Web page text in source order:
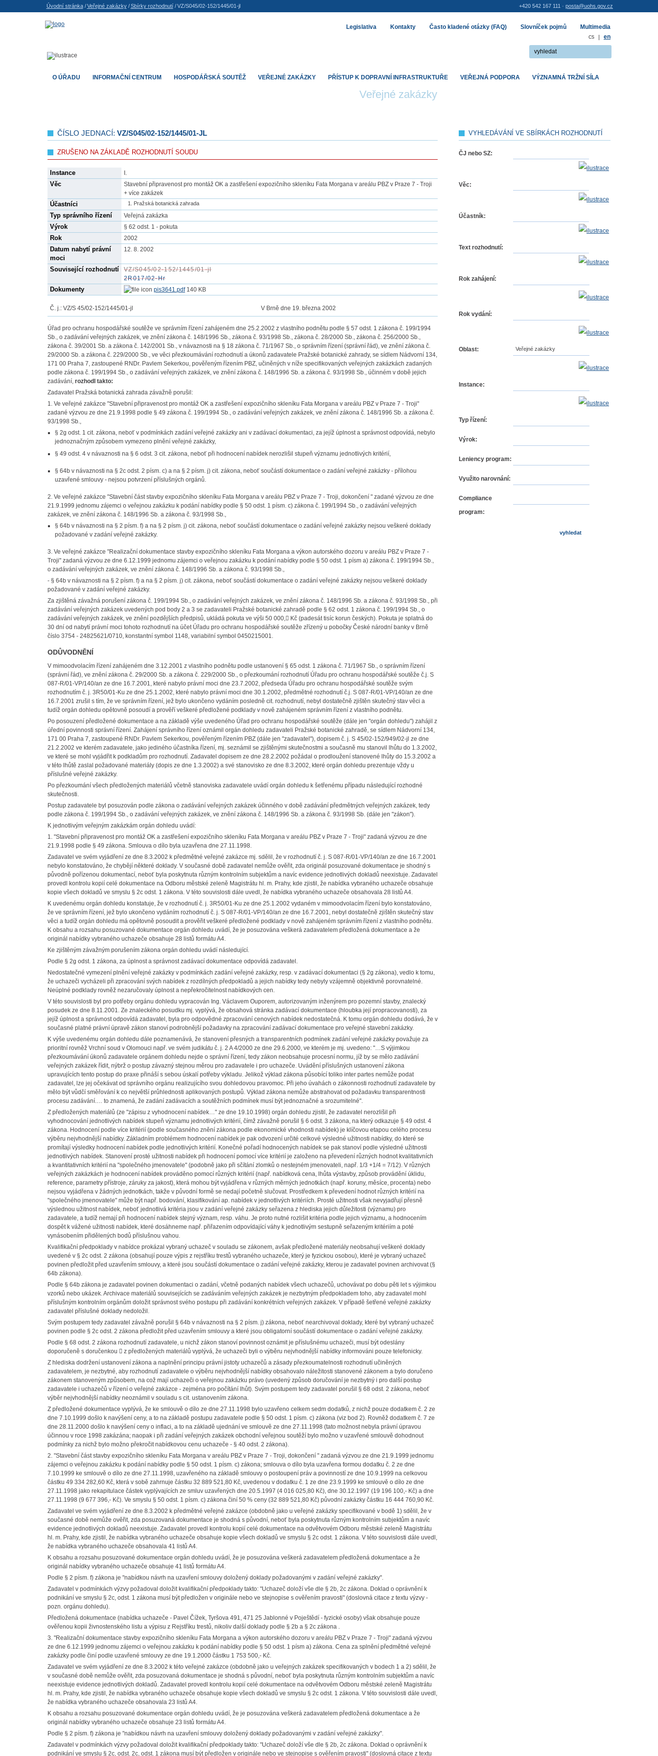
Veřejné zakázky
ČÍSLO JEDNACÍ: VZ/S045/02-152/1445/01-JL
ZRUŠENO NA ZÁKLADĚ ROZHODNUTÍ SOUDU
Instance I.
Věc
Stavební připravenost pro montáž OK a zastřešení expozičního skleníku Fata Morgana v areálu PBZ v Praze 7 - Troji
+ více zakázek
Účastníci Pražská botanická zahrada
Typ správního řízení Veřejná zakázka
Výrok § 62 odst. 1 - pokuta
Rok 2002
Datum nabytí právní
moci
12. 8. 2002
Související rozhodnutí
VZ/S045/02-152/1445/01-jl
2R017/02-Hr
Dokumenty pis3641.pdf140 KB
Č. j.: VZ/S 45/02-152/1445/01-jl V Brně dne 19. března 2002
Úřad pro ochranu hospodářské soutěže ve správním řízení zahájeném dne 25.2.2002 z vlastního podnětu podle § 57 odst. 1 zákona č. 199/1994
Sb., o zadávání veřejných zakázek, ve znění zákona č. 148/1996 Sb., zákona č. 93/1998 Sb., zákona č. 28/2000 Sb., zákona č. 256/2000 Sb.,
zákona č. 39/2001 Sb. a zákona č. 142/2001 Sb., v návaznosti na § 18 zákona č. 71/1967 Sb., o správním řízení (správní řád), ve znění zákona č.
29/2000 Sb. a zákona č. 229/2000 Sb., ve věci přezkoumávání rozhodnutí a úkonů zadavatele Pražské botanické zahrady, se sídlem Nádvorní 134,
171 00 Praha 7, zastoupené RNDr. Pavlem Sekerkou, pověřeným řízením PBZ, učiněných v níže specifikovaných veřejných zakázkách zadaných
podle zákona č. 199/1994 Sb., o zadávání veřejných zakázek, ve znění zákona č. 148/1996 Sb. a zákona č. 93/1998 Sb., účinném v době jejich
zadávání, rozhodl takto:
Zadavatel Pražská botanická zahrada závažně porušil:
1. Ve veřejné zakázce "Stavební připravenost pro montáž OK a zastřešení expozičního skleníku Fata Morgana v areálu PBZ v Praze 7 - Troji"
zadané výzvou ze dne 21.9.1998 podle § 49 zákona č. 199/1994 Sb., o zadávání veřejných zakázek, ve znění zákona č. 148/1996 Sb. a zákona č.
93/1998 Sb.,
§ 2g odst. 1 cit. zákona, neboť v podmínkách zadání veřejné zakázky ani v zadávací dokumentaci, za jejíž úplnost a správnost odpovídá, nebylo
jednoznačným způsobem vymezeno plnění veřejné zakázky,
§ 49 odst. 4 v návaznosti na § 6 odst. 3 cit. zákona, neboť při hodnocení nabídek nerozlišil stupeň významu jednotlivých kritérií,
§ 64b v návaznosti na § 2c odst. 2 písm. c) a na § 2 písm. j) cit. zákona, neboť součástí dokumentace o zadání veřejné zakázky - přílohou
uzavřené smlouvy - nejsou potvrzení příslušných orgánů.
2. Ve veřejné zakázce "Stavební část stavby expozičního skleníku Fata Morgana v areálu PBZ v Praze 7 - Troji, dokončení " zadané výzvou ze dne
21.9.1999 jednomu zájemci o veřejnou zakázku k podání nabídky podle § 50 odst. 1 písm. c) zákona č. 199/1994 Sb., o zadávání veřejných
zakázek, ve znění zákona č. 148/1996 Sb. a zákona č. 93/1998 Sb.,
§ 64b v návaznosti na § 2 písm. f) a na § 2 písm. j) cit. zákona, neboť součástí dokumentace o zadání veřejné zakázky nejsou veškeré doklady
požadované v zadání veřejné zakázky.
3. Ve veřejné zakázce "Realizační dokumentace stavby expozičního skleníku Fata Morgana a výkon autorského dozoru v areálu PBZ v Praze 7 -
Troji" zadaná výzvou ze dne 6.12.1999 jednomu zájemci o veřejnou zakázku k podání nabídky podle § 50 odst. 1 písm a) zákona č. 199/1994 Sb.,
o zadávání veřejných zakázek, ve znění zákona č. 148/1996 Sb. a zákona č. 93/1998 Sb.,
- § 64b v návaznosti na § 2 písm. f) a na § 2 písm. j) cit. zákona, neboť součástí dokumentace o zadání veřejné zakázky nejsou veškeré doklady
požadované v zadání veřejné zakázky.
Za zjištěná závažná porušení zákona č. 199/1994 Sb., o zadávání veřejných zakázek, ve znění zákona č. 148/1996 Sb. a zákona č. 93/1998 Sb., při
zadávání veřejných zakázek uvedených pod body 2 a 3 se zadavateli Pražské botanické zahradě podle § 62 odst. 1 zákona č. 199/1994 Sb., o
zadávání veřejných zakázek, ve znění pozdějších předpisů, ukládá pokuta ve výši 50 000, Kč (padesát tisíc korun českých). Pokuta je splatná do
30 dní od nabytí právní moci tohoto rozhodnutí na účet Úřadu pro ochranu hospodářské soutěže zřízený u pobočky České národní banky v Brně
číslo 3754 - 24825621/0710, konstantní symbol 1148, variabilní symbol 0450215001.
ODŮVODNĚNÍ
V mimoodvolacím řízení zahájeném dne 3.12.2001 z vlastního podnětu podle ustanovení § 65 odst. 1 zákona č. 71/1967 Sb., o správním řízení
(správní řád), ve znění zákona č. 29/2000 Sb. a zákona č. 229/2000 Sb., o přezkoumání rozhodnutí Úřadu pro ochranu hospodářské soutěže č.j. S
087-R/01-VP/140/an ze dne 16.7.2001, které nabylo právní moci dne 23.7.2002, předseda Úřadu pro ochranu hospodářské soutěže svým
rozhodnutím č. j. 3R50/01-Ku ze dne 25.1.2002, které nabylo právní moci dne 30.1.2002, předmětné rozhodnutí č.j. S 087-R/01-VP/140/an ze dne
16.7.2001 zrušil s tím, že ve správním řízení, jež bylo ukončeno vydáním posledně cit. rozhodnutí, nebyl dostatečně zjištěn skutečný stav věci a
tudíž orgán dohledu opětovně posoudí a prověří veškeré předložené podklady v nově zahájeném správním řízení z vlastního podnětu.
Po posouzení předložené dokumentace a na základě výše uvedeného Úřad pro ochranu hospodářské soutěže (dále jen "orgán dohledu") zahájil z
úřední povinnosti správní řízení. Zahájení správního řízení oznámil orgán dohledu zadavateli Pražské botanické zahradě, se sídlem Nádvorní 134,
171 00 Praha 7, zastoupené RNDr. Pavlem Sekerkou, pověřeným řízením PBZ (dále jen "zadavatel"), dopisem č. j. S 45/02-152/949/02-jl ze dne
21.2.2002 ve kterém zadavatele, jako jediného účastníka řízení, mj. seznámil se zjištěnými skutečnostmi a současně mu stanovil lhůtu do 1.3.2002,
ve které se mohl vyjádřit k podkladům pro rozhodnutí. Zadavatel dopisem ze dne 28.2.2002 požádal o prodloužení stanovené lhůty do 15.3.2002 a
v této lhůtě zaslal požadované materiály (dopis ze dne 1.3.2002) a své stanovisko ze dne 8.3.2002, které orgán dohledu prezentuje vždy u
příslušné veřejné zakázky.
Po přezkoumání všech předložených materiálů včetně stanoviska zadavatele uvádí orgán dohledu k šetřenému případu následující rozhodné
skutečnosti.
Postup zadavatele byl posuzován podle zákona o zadávání veřejných zakázek účinného v době zadávání předmětných veřejných zakázek, tedy
podle zákona č. 199/1994 Sb., o zadávání veřejných zakázek, ve znění zákona č. 148/1996 Sb. a zákona č. 93/1998 Sb. (dále jen "zákon").
K jednotlivým veřejným zakázkám orgán dohledu uvádí:
1. "Stavební připravenost pro montáž OK a zastřešení expozičního skleníku Fata Morgana v areálu PBZ v Praze 7 - Troji" zadaná výzvou ze dne
21.9.1998 podle § 49 zákona. Smlouva o dílo byla uzavřena dne 27.11.1998.
Zadavatel ve svém vyjádření ze dne 8.3.2002 k předmětné veřejné zakázce mj. sdělil, že v rozhodnutí č. j. S 087-R/01-VP/140/an ze dne 16.7.2001
nebylo konstatováno, že chybějí některé doklady. V současné době zadavatel nemůže ověřit, zda originál posuzované dokumentace je shodný s
původně pořízenou dokumentací, neboť byla poskytnuta různým kontrolním subjektům a navíc evidence jednotlivých dokladů neexistuje. Zadavatel
provedl kontrolu kopií celé dokumentace na Odboru městské zeleně Magistrátu hl. m. Prahy, kde zjistil, že nabídka vybraného uchazeče obsahuje
kopie všech dokladů ve smyslu § 2c odst. 1 zákona. V této souvislosti dále uvedl, že nabídka vybraného uchazeče obsahovala 28 listů A4.
K uvedenému orgán dohledu konstatuje, že v rozhodnutí č. j. 3R50/01-Ku ze dne 25.1.2002 vydaném v mimoodvolacím řízení bylo konstatováno,
že ve správním řízení, jež bylo ukončeno vydáním rozhodnutí č. j. S 087-R/01-VP/140/an ze dne 16.7.2001, nebyl dostatečně zjištěn skutečný stav
věci a tudíž orgán dohledu má opětovně posoudit a prověřit veškeré předložené podklady v nově zahájeném správním řízení z vlastního podnětu.
K obsahu a rozsahu posuzované dokumentace orgán dohledu uvádí, že je posuzována veškerá zadavatelem předložená dokumentace a že
originál nabídky vybraného uchazeče obsahuje 28 listů formátu A4.
Ke zjištěným závažným porušením zákona orgán dohledu uvádí následující.
Podle § 2g odst. 1 zákona, za úplnost a správnost zadávací dokumentace odpovídá zadavatel.
Nedostatečné vymezení plnění veřejné zakázky v podmínkách zadání veřejné zakázky, resp. v zadávací dokumentaci (§ 2g zákona), vedlo k tomu,
že uchazeči vycházeli při zpracování svých nabídek z rozdílných předpokladů a jejich nabídky tedy nebyly vzájemně objektivně porovnatelné.
Neúplné podklady rovněž nezaručovaly úplnost a nepřekročitelnost nabídkových cen.
V této souvislosti byl pro potřeby orgánu dohledu vypracován Ing. Václavem Ouporem, autorizovaným inženýrem pro pozemní stavby, znalecký
posudek ze dne 8.11.2001. Ze znaleckého posudku mj. vyplývá, že obsahová stránka zadávací dokumentace (hloubka její propracovanosti), za
jejíž úplnost a správnost odpovídá zadavatel, byla pro odpovědné zpracování cenových nabídek nedostatečná. K tomu orgán dohledu dodává, že v
současné platné právní úpravě zákon stanoví podrobnější požadavky na zpracování zadávací dokumentace pro veřejné stavební zakázky.
K výše uvedenému orgán dohledu dále poznamenává, že stanovení přesných a transparentních podmínek zadání veřejné zakázky považuje za
prioritní rovněž Vrchní soud v Olomouci např. ve svém judikátu č. j. 2 A 4/2000 ze dne 29.6.2000, ve kterém je mj. uvedeno: "…S výjimkou
přezkoumávání úkonů zadavatele orgánem dohledu nejde o správní řízení, tedy zákon neobsahuje procesní normu, jíž by se mělo zadávání
veřejných zakázek řídit, nýbrž o postup závazný stejnou měrou pro zadavatele i pro uchazeče. Uvádění příslušných ustanovení zákona
upravujících tento postup do praxe přináší s sebou úskalí potřeby výkladu. Jelikož výklad zákona působící toliko inter partes nemůže podat
zadavatel, lze jej očekávat od správního orgánu realizujícího svou dohledovou pravomoc. Při jeho úvahách o zákonnosti rozhodnutí zadavatele by
mělo být vůdčí směřování k co největší průhlednosti aplikovaných postupů. Výklad zákona nemůže abstrahovat od požadavku transparentnosti
procesu zadávání.… to znamená, že zadání zadávacích a soutěžních podmínek musí být jednoznačné a srozumitelné".
Z předložených materiálů (ze "zápisu z vyhodnocení nabídek…" ze dne 19.10.1998) orgán dohledu zjistil, že zadavatel nerozlišil při
vyhodnocování jednotlivých nabídek stupeň významu jednotlivých kritérií, čímž závažně porušil § 6 odst. 3 zákona, na který odkazuje § 49 odst. 4
zákona. Hodnocení podle více kritérií (podle současného znění zákona podle ekonomické vhodnosti nabídek) je klíčovou etapou celého procesu
výběru nejvhodnější nabídky. Základním problémem hodnocení nabídek je pak odvození určité celkové výsledné užitnosti nabídky, do které se
promítají výsledky hodnocení nabídek podle jednotlivých kritérií. Konečné pořadí hodnocených nabídek se pak stanoví podle výsledné užitnosti
jednotlivých nabídek. Stanovení prosté užitnosti nabídek při hodnocení pomocí více kritérií je založeno na převedení různých hodnot kvalitativních
a kvantitativních kritérií na "společného jmenovatele" (podobně jako při sčítání zlomků o nestejném jmenovateli, např. 1/3 +1/4 = 7/12). V různých
veřejných zakázkách je hodnocení nabídek prováděno pomocí různých kritérií (např. nabídková cena, lhůta výstavby, způsob provádění úklidu,
reference, parametry přístroje, záruky za jakost), která mohou být vyjádřena v různých měrných jednotkách (např. koruny, měsíce, procenta) nebo
nejsou vyjádřena v žádných jednotkách, takže v původní formě se nedají početně slučovat. Prostředkem k převedení hodnot různých kritérií na
"společného jmenovatele" může být např. bodování, klasifikování ap. nabídek v jednotlivých kritériích. Prosté užitnosti však nevyjadřují přesně
výslednou užitnost nabídek, neboť jednotlivá kritéria jsou v zadání veřejné zakázky seřazena z hlediska jejich důležitosti (významu) pro
zadavatele, a tudíž nemají při hodnocení nabídek stejný význam, resp. váhu. Je proto nutné rozlišit kritéria podle jejich významu, a hodnocením
dospět k vážené užitnosti nabídek, které dosáhneme např. přiřazením odpovídající váhy k jednotlivým sestupně seřazeným kritériím a poté
vynásobením přidělených bodů příslušnou vahou.
Kvalifikační předpoklady v nabídce prokázal vybraný uchazeč v souladu se zákonem, avšak předložené materiály neobsahují veškeré doklady
uvedené v § 2c odst. 2 zákona (obsahují pouze výpis z rejstříku trestů vybraného uchazeče, který je fyzickou osobou), které je vybraný uchazeč
povinen předložitpřed uzavřením smlouvy, a které jsou součástí dokumentace o zadání veřejné zakázky, kterou je zadavatel povinen archivovat (§
64b zákona).
Podle § 64b zákona je zadavatel povinen dokumentaci o zadání, včetně podaných nabídek všech uchazečů, uchovávat po dobu pěti let s výjimkou
vzorků nebo ukázek. Archivace materiálů souvisejících se zadáváním veřejných zakázek je nezbytným předpokladem toho, aby zadavatel mohl
příslušným kontrolním orgánům doložit správnost svého postupu při zadávání konkrétních veřejných zakázek. V případě šetřené veřejné zakázky
zadavatel příslušné doklady nedoložil.
Svým postupem tedy zadavatel závažně porušil § 64b v návaznosti na § 2 písm. j) zákona, neboť nearchivoval doklady, které byl vybraný uchazeč
povinen podle § 2c odst. 2 zákona předložit před uzavřením smlouvy a které jsou obligatorní součástí dokumentace o zadání veřejné zakázky.
Podle § 68 odst. 2 zákona rozhodnutí zadavatele, u nichž zákon stanoví povinnost oznámit je příslušnému uchazeči, musí být odeslány
doporučeně s doručenkou  z předložených materiálů vyplývá, že uchazeči byli o výběru nejvhodnější nabídky informováni pouze telefonicky.
Z hlediska dodržení ustanovení zákona a naplnění principu právní jistoty uchazečů a zásady přezkoumatelnosti rozhodnutí učiněných
zadavatelem, je nezbytné, aby rozhodnutí zadavatele o výběru nejvhodnější nabídky obsahovalo náležitosti stanovené zákonem a bylo doručeno
zákonem stanoveným způsobem, na což mají uchazeči o veřejnou zakázku právo (uvedený způsob doručování je nezbytný i pro další postup
zadavatele i uchazečů v řízení o veřejné zakázce - zejména pro počítání lhůt). Svým postupem tedy zadavatel porušil § 68 odst. 2 zákona, neboť
výběr nejvhodnější nabídky neoznámil v souladu s cit. ustanovením zákona.
Z předložené dokumentace vyplývá, že ke smlouvě o dílo ze dne 27.11.1998 bylo uzavřeno celkem sedm dodatků, z nichž pouze dodatkem č. 2 ze
dne 7.10.1999 došlo k navýšení ceny, a to na základě postupu zadavatele podle § 50 odst. 1 písm. c) zákona (viz bod 2). Rovněž dodatkem č. 7 ze
dne 28.11.2000 došlo k navýšení ceny o inflaci, a to na základě ujednání ve smlouvě ze dne 27.11.1998 (tato možnost nebyla právní úpravou
účinnou v roce 1998 zakázána; naopak i při zadání veřejných zakázek obchodní veřejnou soutěží bylo možno v uzavřené smlouvě dohodnout
podmínky za nichž bylo možno překročit nabídkovou cenu uchazeče - § 40 odst. 2 zákona).
2. "Stavební část stavby expozičního skleníku Fata Morgana v areálu PBZ v Praze 7 - Troji, dokončení " zadaná výzvou ze dne 21.9.1999 jednomu
zájemci o veřejnou zakázku k podání nabídky podle § 50 odst. 1 písm. c) zákona; smlouva o dílo byla uzavřena formou dodatku č. 2 ze dne
7.10.1999 ke smlouvě o dílo ze dne 27.11.1998, uzavřeného na základě smlouvy o postoupení práv a povinností ze dne 10.9.1999 na celkovou
částku 49 334 282,60 Kč, která v sobě zahrnuje částku 32 889 521,80 Kč, uvedenou v dodatku č. 1 ze dne 23.9.1999 ke smlouvě o dílo ze dne
27.11.1998 jako rekapitulace částek vyplývajících ze smluv uzavřených dne 20.5.1997 (4 016 025,80 Kč), dne 30.12.1997 (19 196 100,- Kč) a dne
27.11.1998 (9 677 396,- Kč). Ve smyslu § 50 odst. 1 písm. c) zákona činí 50 % ceny (32 889 521,80 Kč) původní zakázky částku 16 444 760,90 Kč.
Zadavatel ve svém vyjádření ze dne 8.3.2002 k předmětné veřejné zakázce (obdobně jako u veřejné zakázky specifikované v bodě 1) sdělil, že v
současné době nemůže ověřit, zda posuzovaná dokumentace je shodná s původní, neboť byla poskytnuta různým kontrolním subjektům a navíc
evidence jednotlivých dokladů neexistuje. Zadavatel provedl kontrolu kopií celé dokumentace na odvětvovém Odboru městské zeleně Magistrátu
hl. m. Prahy, kde zjistil, že nabídka vybraného uchazeče obsahuje kopie všech dokladů ve smyslu § 2c odst. 1 zákona. V této souvislosti dále uvedl,
že nabídka vybraného uchazeče obsahovala 41 listů A4.
K obsahu a rozsahu posuzované dokumentace orgán dohledu uvádí, že je posuzována veškerá zadavatelem předložená dokumentace a že
originál nabídky vybraného uchazeče obsahuje 41 listů formátu A4.
Podle § 2 písm. f) zákona je "nabídkou návrh na uzavření smlouvy doložený doklady požadovanými v zadání veřejné zakázky".
Zadavatel v podmínkách výzvy požadoval doložit kvalifikační předpoklady takto: "Uchazeč doloží vše dle § 2b, 2c zákona. Doklad o oprávnění k
podnikání ve smyslu § 2c, odst. 1 zákona musí být předložen v originále nebo ve stejnopise s ověřením pravosti" (doslovná citace z textu výzvy -
pozn. orgánu dohledu).
Předložená dokumentace (nabídka uchazeče - Pavel Čížek, Tyršova 491, 471 25 Jablonné v Poještědí - fyzické osoby) však obsahuje pouze
ověřenou kopii živnostenského listu a výpisu z Rejstříku trestů, nikoliv další doklady podle § 2b a § 2c zákona .
3. "Realizační dokumentace stavby expozičního skleníku Fata Morgana a výkon autorského dozoru v areálu PBZ v Praze 7 - Troji" zadaná výzvou
ze dne 6.12.1999 jednomu zájemci o veřejnou zakázku k podání nabídky podle § 50 odst. 1 písm a) zákona. Cena za splnění předmětné veřejné
zakázky podle činí podle uzavřené smlouvy ze dne 19.1.2000 částku 1 753 500,- Kč.
Zadavatel ve svém vyjádření ze dne 8.3.2002 k této veřejné zakázce (obdobně jako u veřejných zakázek specifikovaných v bodech 1 a 2) sdělil, že
v současné době nemůže ověřit, zda posuzovaná dokumentace je shodná s původní, neboť byla poskytnuta různým kontrolním subjektům a navíc
neexistuje evidence jednotlivých dokladů. Zadavatel provedl kontrolu kopií celé dokumentace na odvětvovém Odboru městské zeleně Magistrátu
hl. m. Prahy, kde zjistil, že nabídka vybraného uchazeče obsahuje kopie všech dokladů ve smyslu § 2c odst. 1 zákona. V této souvislosti dále uvedl,
že nabídka vybraného uchazeče obsahovala 23 listů A4.
K obsahu a rozsahu posuzované dokumentace orgán dohledu uvádí, že je posuzována veškerá zadavatelem předložená dokumentace a že
originál nabídky vybraného uchazeče obsahuje 23 listů formátu A4.
Podle § 2 písm. f) zákona je "nabídkou návrh na uzavření smlouvy doložený doklady požadovanými v zadání veřejné zakázky".
Zadavatel v podmínkách výzvy požadoval doložit kvalifikační předpoklady takto: "Uchazeč doloží vše dle § 2b, 2c zákona. Doklad o oprávnění k
podnikání ve smyslu § 2c, odst. 2c, odst. 1 zákona musí být předložen v originále nebo ve stejnopise s ověřením pravosti" (doslovná citace z textu
VYHLEDÁVÁNÍ VE SBÍRKÁCH ROZHODNUTÍ
ČJ nebo SZ:
Věc:
Účastník:
Text rozhodnutí:
Rok zahájení:
Rok vydání:
Oblast: Veřejné zakázky
Instance:
Typ řízení:
Výrok:
Leniency program:
Využito narovnání:
Compliance
program:
O ÚŘADU INFORMAČNÍ CENTRUM HOSPODÁŘSKÁ SOUTĚŽ VEŘEJNÉ ZAKÁZKY PŘÍSTUP K DOPRAVNÍ INFRASTRUKTUŘE VEŘEJNÁ PODPORA VÝZNAMNÁ TRŽNÍ SÍLA
Legislativa Kontakty Často kladené otázky (FAQ) Slovníček pojmů
Multimedia
cs
| en
Úvodní stránka/ Veřejné zakázky/ Sbírky rozhodnutí/ VZ/S045/02-152/1445/01-jl +420 542 167 111 · posta@uohs.gov.cz